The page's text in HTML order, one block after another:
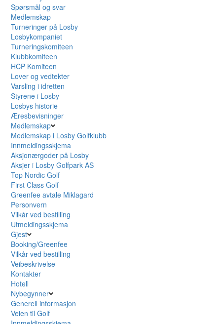
Spørsmål og svar
Medlemskap
Turneringer på Losby
Losbykompaniet
Turneringskomiteen
Klubbkomiteen
HCP Komiteen
Lover og vedtekter
Varsling i idretten
Styrene i Losby
Losbys historie
Æresbevisninger
Medlemskap
Medlemskap i Losby Golfklubb
Innmeldingsskjema
Aksjonærgoder på Losby
Aksjer i Losby Golfpark AS
Top Nordic Golf
First Class Golf
Greenfee avtale Miklagard
Personvern
Vilkår ved bestilling
Utmeldingsskjema
Gjest
Booking/Greenfee
Vilkår ved bestilling
Veibeskrivelse
Kontakter
Hotell
Nybegynner
Generell informasjon
Veien til Golf